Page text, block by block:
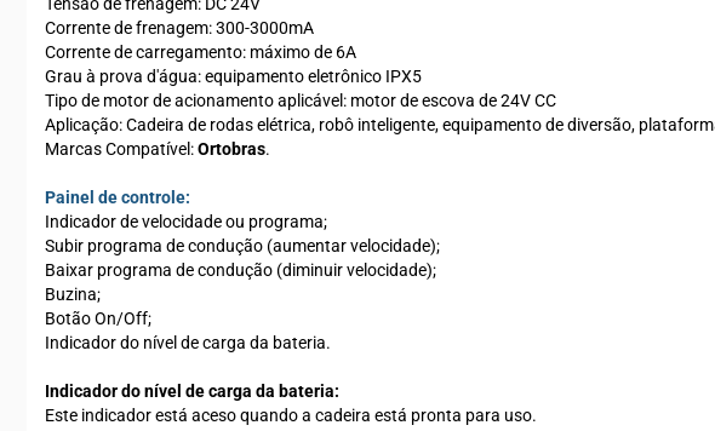
Corrente de frenagem: 300-3000mA
Corrente de carregamento: máximo de 6A
Grau à prova d'água: equipamento eletrônico IPX5
Tipo de motor de acionamento aplicável: motor de escova de 24V CC
Aplicação: Cadeira de rodas elétrica, robô inteligente, equipamento de diversão,
Marcas Compatível:Ortobras.
Painel de controle:
Indicador de velocidade ou programa;
Subir programa de condução (aumentar velocidade);
Baixar programa de condução (diminuir velocidade);
Buzina;
Botão On/Off;
Indicador do nível de carga da bateria.
Indicador do nível de carga da bateria:
Este indicador está aceso quando a cadeira está pronta para uso.